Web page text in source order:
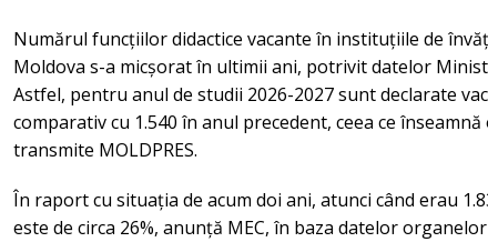
Numărul funcțiilor didactice vacante în instituțiile de
Moldova s-a micșorat în ultimii ani, potrivit datelor
Astfel, pentru anul de studii 2026-2027 sunt declarate
comparativ cu 1.540 în anul precedent, ceea ce
transmite MOLDPRES.
În raport cu situația de acum doi ani, atunci când erau
este de circa 26%, anunță MEC, în baza datelor